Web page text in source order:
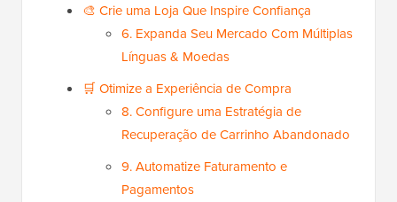
🎨 Crie uma Loja Que Inspire Confiança
6. Expanda Seu Mercado Com Múltiplas
Línguas & Moedas
🛒 Otimize a Experiência de Compra
8. Configure uma Estratégia de
Recuperação de Carrinho Abandonado
9. Automatize Faturamento e
Pagamentos